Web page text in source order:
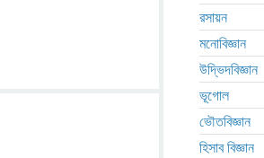
রসায়ন
মনোবিজ্ঞান
উদ্ভিদবিজ্ঞান
ভূগোল
ভৌতবিজ্ঞান
হিসাব বিজ্ঞান